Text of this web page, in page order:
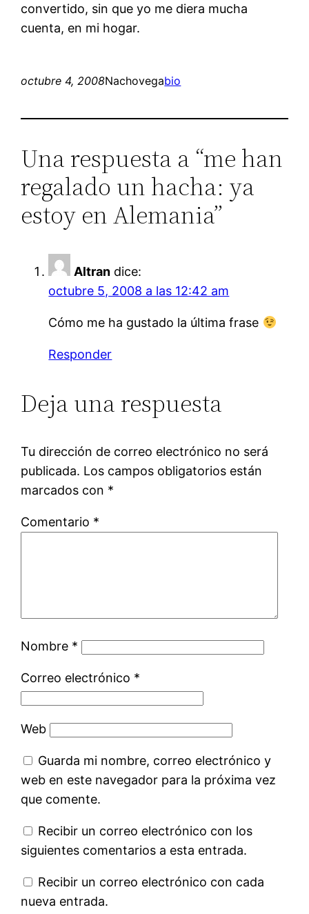
convertido, sin que yo me diera mucha
cuenta, en mi hogar.
octubre 4, 2008Nachovegabio
Una respuesta a “me han
regalado un hacha: ya
estoy en Alemania”
Altran dice:
octubre 5, 2008 a las 12:42 am
Cómo me ha gustado la última frase
Responder
Deja una respuesta
Tu dirección de correo electrónico no será
publicada. Los campos obligatorios están
marcados con *
Comentario *
Nombre *
Correo electrónico *
Web
Guarda mi nombre, correo electrónico y
web en este navegador para la próxima vez
que comente.
Recibir un correo electrónico con los
siguientes comentarios a esta entrada.
Recibir un correo electrónico con cada
nueva entrada.